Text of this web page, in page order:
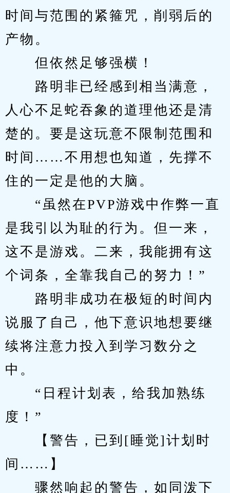
时间与范围的紧箍咒，削弱后的
产物。
但依然足够强横！
路明非已经感到相当满意，
人心不足蛇吞象的道理他还是清
楚的。要是这玩意不限制范围和
时间……不用想也知道，先撑不
住的一定是他的大脑。
“虽然在PVP游戏中作弊一直
是我引以为耻的行为。但一来，
这不是游戏。二来，我能拥有这
个词条，全靠我自己的努力！”
路明非成功在极短的时间内
说服了自己，他下意识地想要继
续将注意力投入到学习数分之
中。
“日程计划表，给我加熟练
度！”
【警告，已到[睡觉]计划时
间……】
骤然响起的警告，如同泼下